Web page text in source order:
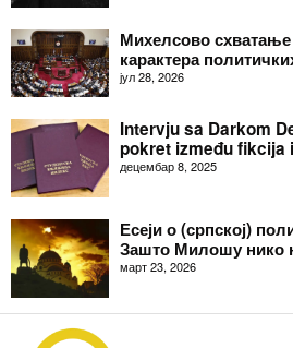
Михелсово
карактера
јул 28, 2026
Intervju sa Darkom
pokret između fikcija
децембар 8, 2025
Есеји о (српској)
Зашто Милошу нико
март 23, 2026